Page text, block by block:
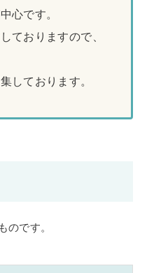
心です。
ておりますので、
しております。
のです。